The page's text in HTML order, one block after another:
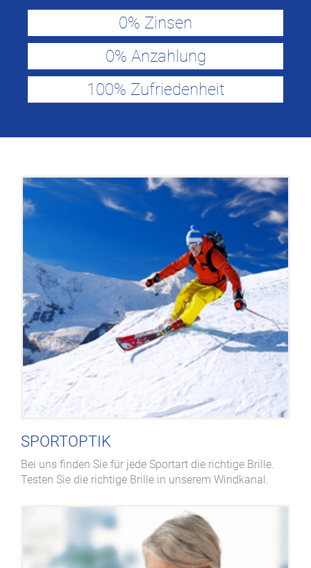
0% Zinsen
0% Anzahlung
100% Zufriedenheit
SPORTOPTIK
Bei uns finden Sie für jede Sportart die richtige Brille.
Testen Sie die richtige Brille in unserem Windkanal.